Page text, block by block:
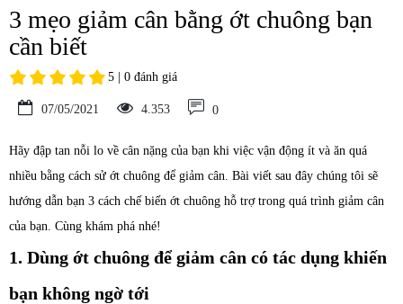
3 mẹo giảm cân bằng ớt chuông bạn
cần biết
5 | 0 đánh giá
07/05/2021 4.353 0
Hãy đập tan nỗi lo về cân nặng của bạn khi việc vận động ít và ăn quá
nhiều bằng cách sử ớt chuông để giảm cân. Bài viết sau đây chúng tôi sẽ
hướng dẫn bạn 3 cách chế biến ớt chuông hỗ trợ trong quá trình giảm cân
của bạn. Cùng khám phá nhé!
1. Dùng ớt chuông để giảm cân có tác dụng khiến
bạn không ngờ tới